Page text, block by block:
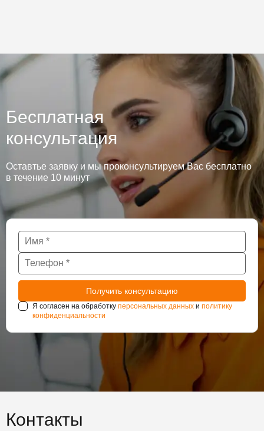
Бесплатная
консультация
Оставтье заявку и мы проконсультируем Вас бесплатно
в течение 10 минут
Я согласен на обработку персональных данных и политику
конфиденциальности
Контакты